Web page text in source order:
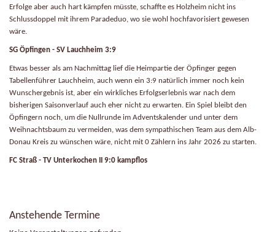
Erfolge aber auch hart kämpfen müsste, schaffte es Holzheim nicht ins
Schlussdoppel mit ihrem Paradeduo, wo sie wohl hochfavorisiert gewesen
wäre.
SG Öpfingen - SV Lauchheim 3:9
Etwas besser als am Nachmittag lief die Heimpartie der Öpfinger gegen
Tabellenführer Lauchheim, auch wenn ein 3:9 natürlich immer noch kein
Wunschergebnis ist, aber ein wirkliches Erfolgserlebnis war nach dem
bisherigen Saisonverlauf auch eher nicht zu erwarten. Ein Spiel bleibt den
Öpfingern noch, um die Nullrunde im Adventskalender und unter dem
Weihnachtsbaum zu vermeiden, was dem sympathischen Team aus dem Alb-
Donau Kreis zu wünschen wäre, nicht mit 0 Zählern ins Jahr 2026 zu starten.
FC Straß - TV Unterkochen II 9:0 kampflos
Anstehende Termine